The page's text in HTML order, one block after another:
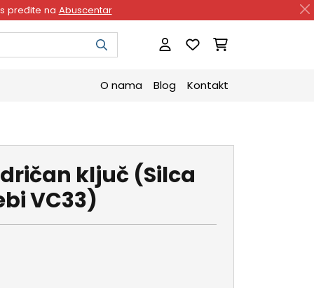
pređite na Abuscentar
O nama Blog Kontakt
ključ (Silca
VC33)